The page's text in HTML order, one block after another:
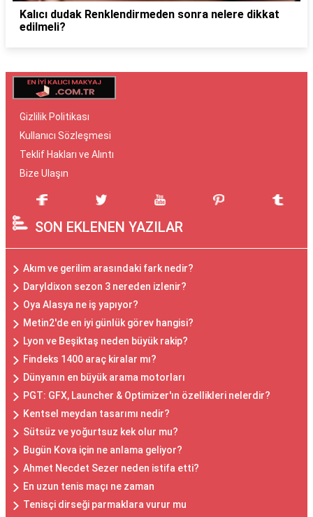
Kalıcı dudak Renklendirmeden sonra nelere dikkat
edilmeli?
Gizlilik Politikası
Kullanıcı Sözleşmesi
Teklif Hakları ve Alıntı
Bize Ulaşın
SON EKLENEN YAZILAR
Akım ve gerilim arasındaki fark nedir?
Daryldixon sezon 3 nereden izlenir?
Oya Alasya ne iş yapıyor?
Metin2'de en iyi günlük görev hangisi?
Lyon ve Beşiktaş neden büyük rakip?
Findeks 1400 araç kiralar mı?
Dünyanın en büyük arama motorları
PGT: GFX, Launcher & Optimizer'ın özellikleri nelerdir?
Kentsel meydan tasarımı nedir?
Sütsüz ve yoğurtsuz kek olur mu?
Bugün Kova için ne anlama geliyor?
Ahmet Necdet Sezer neden istifa etti?
En uzun tenis maçı ne zaman
Tenisçi dirseği parmaklara vurur mu